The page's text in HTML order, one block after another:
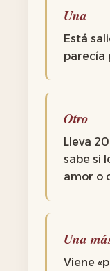
Una
Está
parecía
Otro
Lleva
sabe si
amor o
Una
Viene